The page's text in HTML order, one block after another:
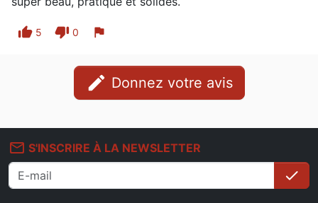
thumb_up 5 thumb_down 0 flag
edit Donnez votre avis
mail_outline S'INSCRIRE À LA NEWSLETTER
check